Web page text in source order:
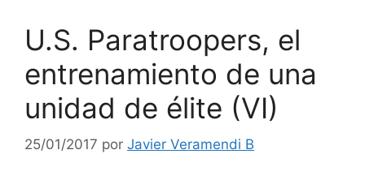
U.S. Paratroopers, el
entrenamiento de una
unidad de élite (VI)
25/01/2017 por Javier Veramendi B